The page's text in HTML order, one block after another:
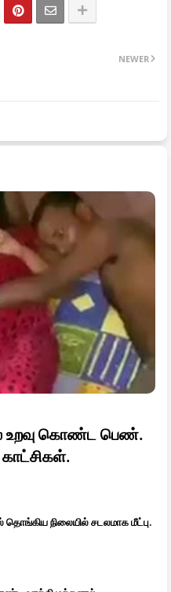
NEWER
உறவு கொண்ட பெண்.
காட்சிகள்.
நிலையில் சடலமாக மீட்பு.